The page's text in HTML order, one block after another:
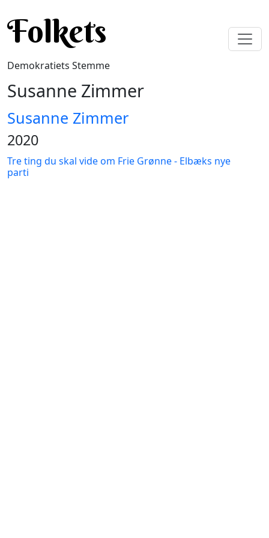
Folkets
Demokratiets Stemme
Susanne Zimmer
Susanne Zimmer
2020
Tre ting du skal vide om Frie Grønne - Elbæks nye
parti